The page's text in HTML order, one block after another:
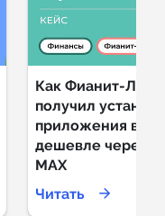
Как Фианит-
получил
приложения в 7
дешевле через
MAX
Читать